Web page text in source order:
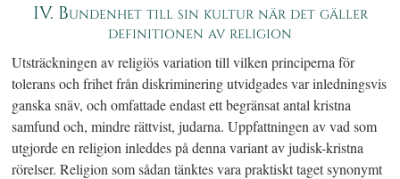
IV. Bundenhet till sin kultur när det gäller
definitionen av religion
Utsträckningen av religiös variation till vilken principerna för
tolerans och frihet från diskriminering utvidgades var inledningsvis
ganska snäv, och omfattade endast ett begränsat antal kristna
samfund och, mindre rättvist, judarna. Uppfattningen av vad som
utgjorde en religion inleddes på denna variant av judisk-kristna
rörelser. Religion som sådan tänktes vara praktiskt taget synonymt